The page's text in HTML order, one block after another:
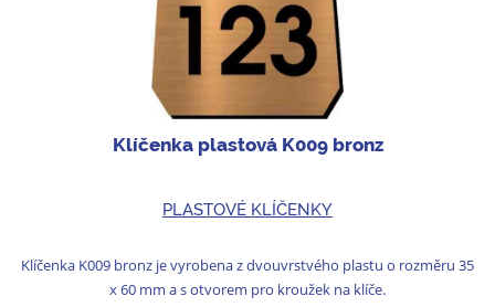
Klíčenka plastová K009 bronz
PLASTOVÉ KLÍČENKY
Klíčenka K009 bronz je vyrobena z dvouvrstvého plastu o rozměru 35
x 60 mm a s otvorem pro kroužek na klíče.